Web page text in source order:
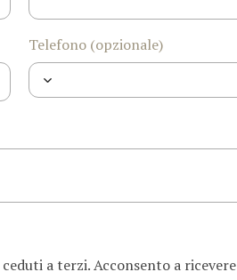
Telefono (opzionale)
a terzi. Acconsento a ricevere